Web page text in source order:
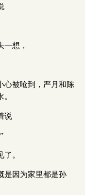
想，
心被呛到，严月和陈
说
。
是因为家里都是孙